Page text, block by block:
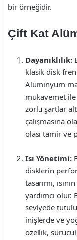
bir örneğidir.
Çift Kat
Dayanıklılık:
klasik disk fren
Alüminyum
mukavemet
zorlu şartlar
çalışmasına
olası tamir ve
Isı Yönetimi:
disklerin
tasarımı,
yardımcı olur.
seviyede
inişlerde ve
özellik,